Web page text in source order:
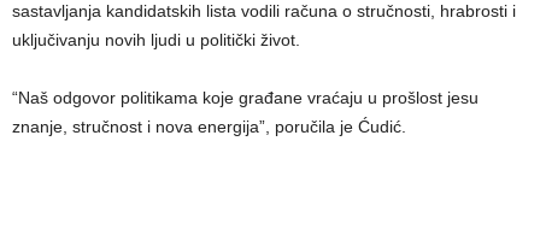
sastavljanja kandidatskih lista vodili računa o stručnosti, hrabrosti i
uključivanju novih ljudi u politički život.
“Naš odgovor politikama koje građane vraćaju u prošlost jesu
znanje, stručnost i nova energija”, poručila je Ćudić.